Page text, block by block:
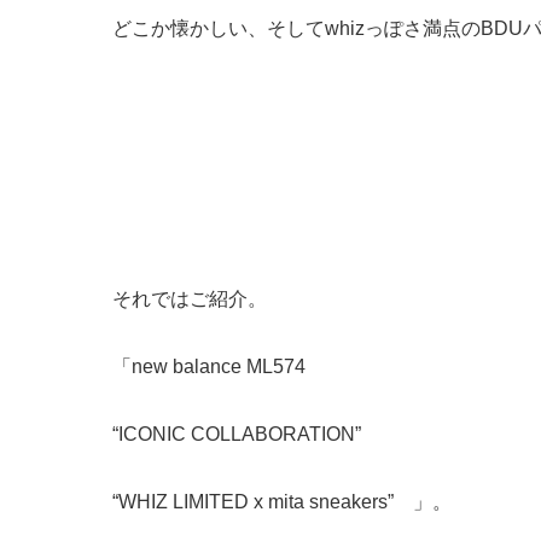
どこか懐かしい、そしてwhizっぽさ満点のBDU
それではご紹介。
「new balance ML574
“ICONIC COLLABORATION”
“WHIZ LIMITED x mita sneakers” 」。